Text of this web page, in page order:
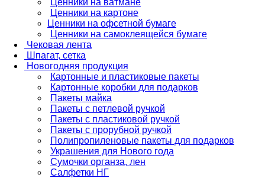
Ценники на картоне
Ценники на офсетной бумаге
Ценники на самоклеящейся бумаге
Чековая лента
Шпагат, сетка
Новогодняя продукция
Картонные и пластиковые пакеты
Картонные коробки для подарков
Пакеты майка
Пакеты с петлевой ручкой
Пакеты с пластиковой ручкой
Пакеты с прорубной ручкой
Полипропиленовые пакеты для подарков
Украшения для Нового года
Сумочки органза, лен
Салфетки НГ